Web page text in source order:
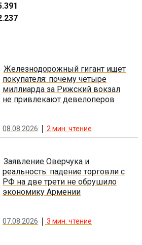
Железнодорожный гигант ищет
покупателя: почему четыре
миллиарда за Рижский вокзал
не привлекают девелоперов
08.08.2026 2 мин. чтение
Заявление Оверчука и
реальность: падение торговли с
РФ на две трети не обрушило
экономику Армении
07.08.2026 3 мин. чтение